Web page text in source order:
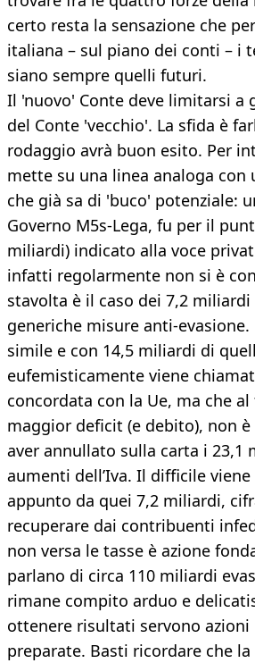
certo resta la sensazione che
italiana – sul piano dei conti – i
siano sempre quelli futuri.
Il 'nuovo' Conte deve limitarsi a
del Conte 'vecchio'. La sfida è
rodaggio avrà buon esito. Per
mette su una linea analoga con
che già sa di 'buco' potenziale:
Governo M5s-Lega, fu per il
miliardi) indicato alla voce
infatti regolarmente non si è
stavolta è il caso dei 7,2
generiche misure anti-evasione.
simile e con 14,5 miliardi di
eufemisticamente viene
concordata con la Ue, ma che
maggior deficit (e debito), non è
aver annullato sulla carta i 23,1
aumenti dell’Iva. Il difficile
appunto da quei 7,2 miliardi,
recuperare dai contribuenti
non versa le tasse è azione
parlano di circa 110 miliardi
rimane compito arduo e
ottenere risultati servono
preparate. Basti ricordare che